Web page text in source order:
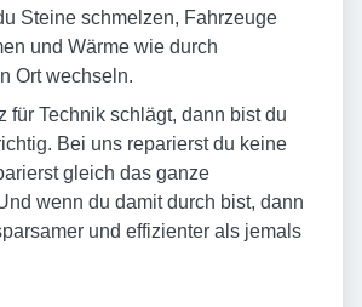
Steine schmelzen, Fahrzeuge
und Wärme wie durch
Ort wechseln.
für Technik schlägt, dann bist du
Bei uns reparierst du keine
gleich das ganze
wenn du damit durch bist, dann
und effizienter als jemals